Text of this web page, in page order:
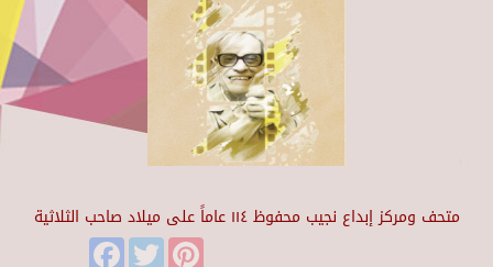
متحف ومركز إبداع نجيب محفوظ ١١٤ عاماً على ميلاد صاحب الثلاثية
FacebookTwitter